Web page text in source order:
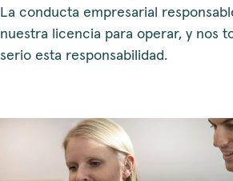
La conducta empresarial
nuestra licencia para operar, y nos
serio esta responsabilidad.